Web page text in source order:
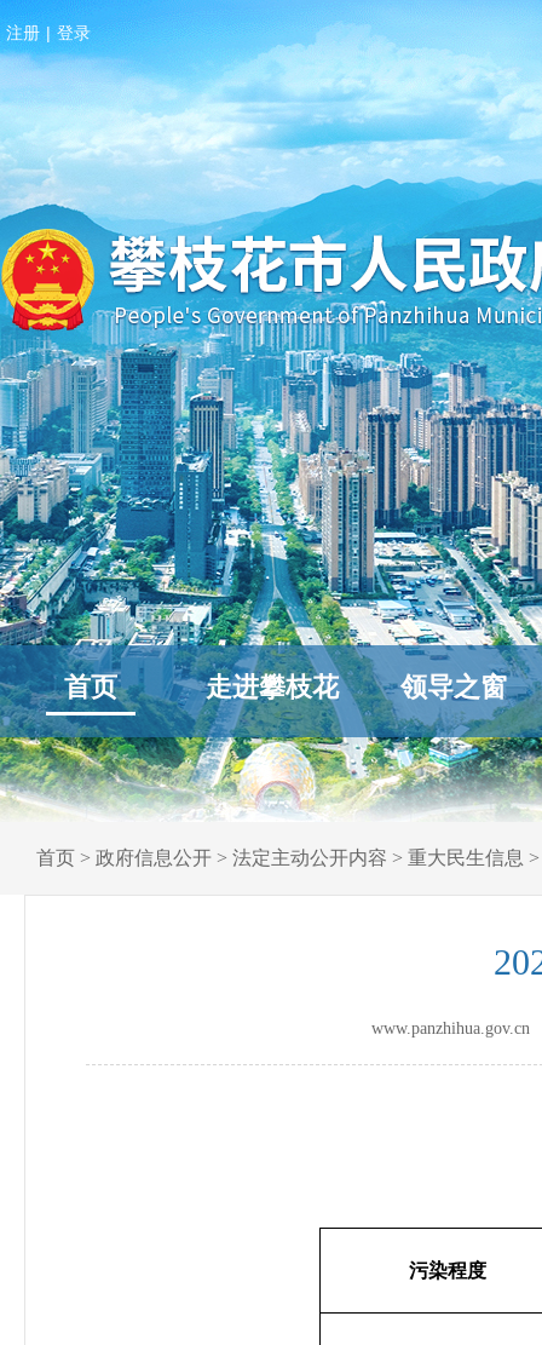
注册 | 登录
首页 走进攀枝花 领导之窗
首页 > 政府信息公开 > 法定主动公开内容 > 重大民生信息
污染程度